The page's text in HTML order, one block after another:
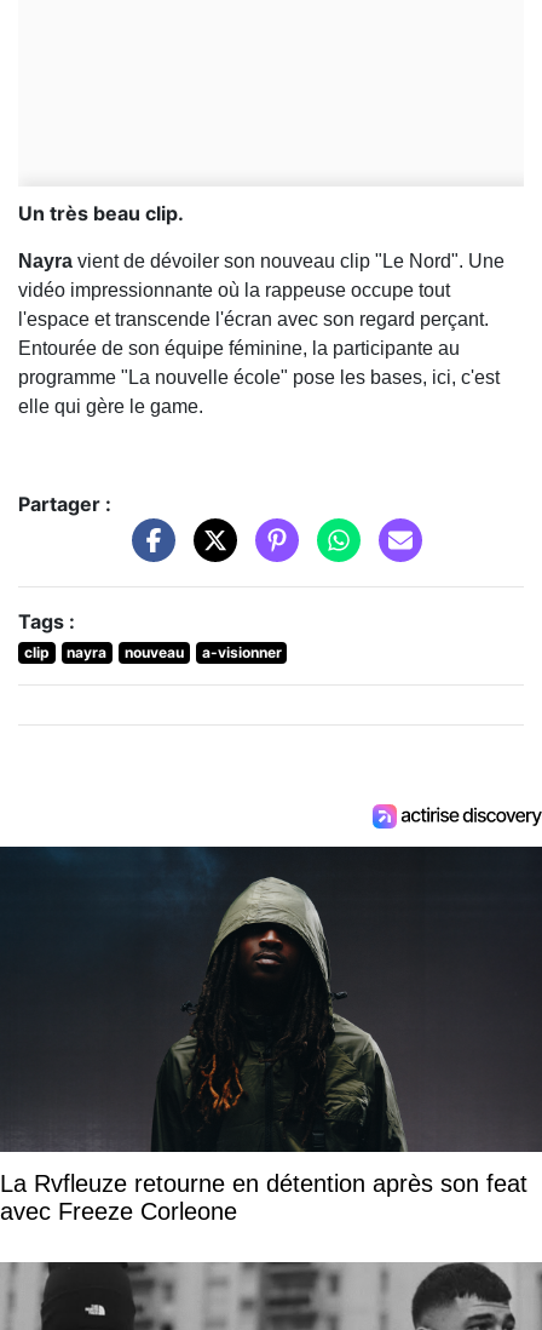
Un très beau clip.
Nayra vient de dévoiler son nouveau clip "Le Nord". Une
vidéo impressionnante où la rappeuse occupe tout
l'espace et transcende l'écran avec son regard perçant.
Entourée de son équipe féminine, la participante au
programme "La nouvelle école" pose les bases, ici, c'est
elle qui gère le game.
Partager :
Tags :
clip nayra nouveau a-visionner
La Rvfleuze retourne en détention après son feat
avec Freeze Corleone